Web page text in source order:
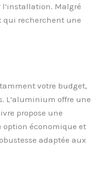
Malgré
qui recherchent une
votre budget,
L’aluminium offre une
propose une
option économique et
adaptée aux